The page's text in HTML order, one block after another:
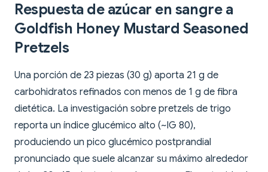
Respuesta de azúcar en sangre a
Goldfish Honey Mustard Seasoned
Pretzels
Una porción de 23 piezas (30 g) aporta 21 g de
carbohidratos refinados con menos de 1 g de fibra
dietética. La investigación sobre pretzels de trigo
reporta un índice glucémico alto (~IG 80),
produciendo un pico glucémico postprandial
pronunciado que suele alcanzar su máximo alrededor